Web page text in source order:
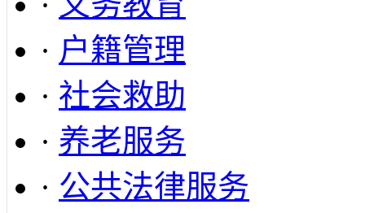
· 户籍管理
· 社会救助
· 养老服务
· 公共法律服务